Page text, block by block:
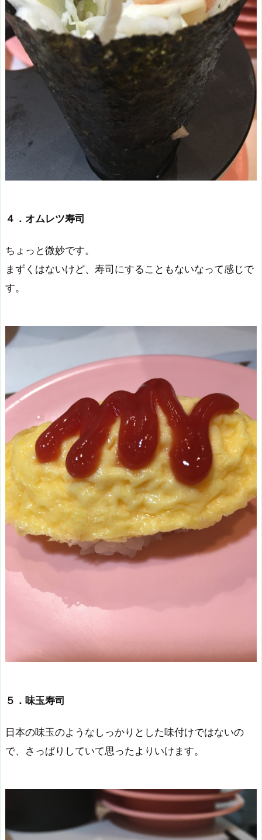
４．オムレツ寿司
ちょっと微妙です。
まずくはないけど、寿司にすることもないなって感じで
す。
５．味玉寿司
日本の味玉のようなしっかりとした味付けではないの
で、さっぱりしていて思ったよりいけます。